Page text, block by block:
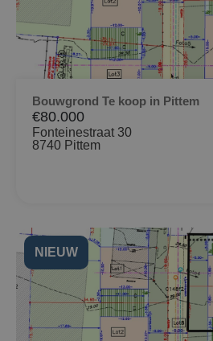
Bouwgrond Te koop in Pittem
€80.000
Fonteinestraat 30
8740 Pittem
NIEUW